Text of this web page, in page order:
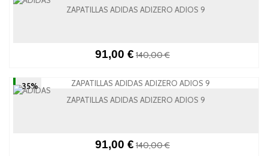
ZAPATILLAS ADIDAS ADIZERO ADIOS 9
91,00 € 140,00 €
-35%
ZAPATILLAS ADIDAS ADIZERO ADIOS 9
91,00 € 140,00 €